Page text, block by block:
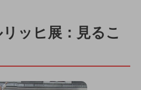
ッヒ展：見るこ